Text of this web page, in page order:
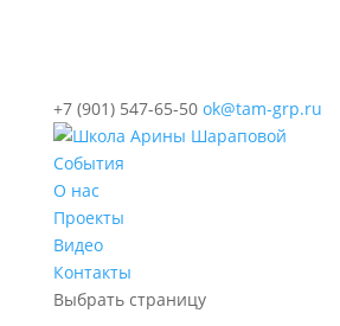
+7 (901) 547-65-50 ok@tam-grp.ru
События
О нас
Проекты
Видео
Контакты
Выбрать страницу